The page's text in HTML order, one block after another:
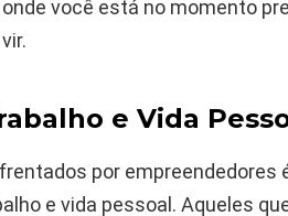
você está no momento
e Vida
por empreendedores
e vida pessoal. Aqueles